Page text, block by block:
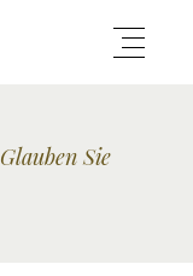
Glauben Sie